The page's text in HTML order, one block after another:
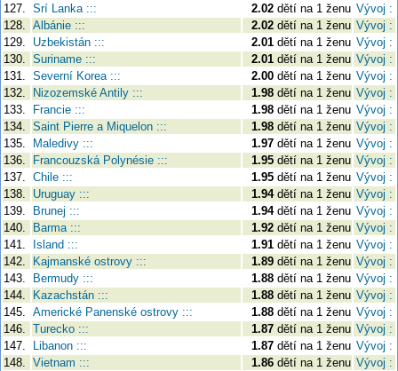
127. Srí Lanka ::: 2.02 dětí na 1 ženu Vývoj :
128. Albánie ::: 2.02 dětí na 1 ženu Vývoj :
129.
Uzbekistán ::: 2.01 dětí na 1 ženu Vývoj :
130. Suriname ::: 2.01 dětí na 1 ženu Vývoj :
131. Severní Korea ::: 2.00 dětí na 1 ženu Vývoj :
132.
Nizozemské Antily ::: 1.98 dětí na 1 ženu Vývoj :
133.
Francie ::: 1.98 dětí na 1 ženu Vývoj :
134. Saint Pierre a Miquelon ::: 1.98 dětí na 1 ženu Vývoj :
135.
Maledivy ::: 1.97 dětí na 1 ženu Vývoj :
136.
Francouzská Polynésie ::: 1.95 dětí na 1 ženu Vývoj :
137. Chile ::: 1.95 dětí na 1 ženu Vývoj :
138.
Uruguay ::: 1.94dětí na 1 ženu Vývoj :
139.
Brunej ::: 1.94dětí na 1 ženu Vývoj :
140.
Barma ::: 1.92 dětí na 1 ženu Vývoj :
141.
Island ::: 1.91 dětí na 1 ženu Vývoj :
142.
Kajmanské ostrovy ::: 1.89 dětí na 1 ženu Vývoj :
143.
Bermudy ::: 1.88 dětí na 1 ženu Vývoj :
144.
Kazachstán ::: 1.88 dětí na 1 ženu Vývoj :
145. Americké Panenské ostrovy ::: 1.88 dětí na 1 ženu Vývoj :
146. Turecko ::: 1.87 dětí na 1 ženu Vývoj :
147.
Libanon ::: 1.87 dětí na 1 ženu Vývoj :
148. Vietnam ::: 1.86 dětí na 1 ženu Vývoj :